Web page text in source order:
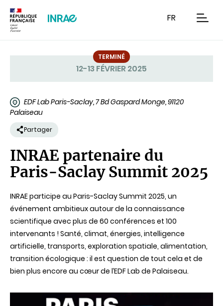
FR
12-13 FÉVRIER 2025
Statut
TERMINÉ
EDF Lab Paris-Saclay, 7 Bd Gaspard Monge, 91120
Palaiseau
Partager
INRAE partenaire du
Paris-Saclay Summit 2025
INRAE participe au Paris-Saclay Summit 2025, un
événement ambitieux autour de la connaissance
scientifique avec plus de 60 conférences et 100
intervenants ! Santé, climat, énergies, intelligence
artificielle, transports, exploration spatiale, alimentation,
transition écologique : il est question de tout cela et de
bien plus encore au cœur de l’EDF Lab de Palaiseau.